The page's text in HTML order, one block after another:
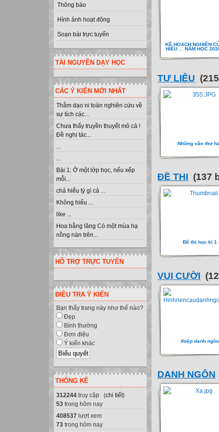
Thông báo
Hình ảnh hoạt động
Soạn bài trực tuyến
TÀI NGUYÊN DẠY HỌC
CÁC Ý KIẾN MỚI NHẤT
Thắm dạo ni toàn nghiên cứu về
sự tích các...
Chưa thấy truyền thuyết mô cả !
Đề nghị tác...
...
...
Bài 1: Ở một lớp học, nếu xếp
mỗi...
chả hiểu tý gì cả ...
Không hiểu ...
like ...
Hoa bằng lăng Có một mùa hạ
nồng nàn trên...
HỖ TRỢ TRỰC TUYẾN
ĐIỀU TRA Ý KIẾN
Bạn thấy trang này như thế nào?
Đẹp
Bình thường
Đơn điệu
Ý kiến khác
THỐNG KÊ
312244 truy cập (chi tiết)
53 trong hôm nay
408537 lượt xem
73 trong hôm nay
KẾ HOẠCH NGHIÊN
HIỂU ... NĂM HỌC
TƯ LIỆU
Những vần thơ
ĐỀ THI (137
Đề thi học kì 1
VUI CƯỜI
thiệp danh ngôn
DANH NGÔN